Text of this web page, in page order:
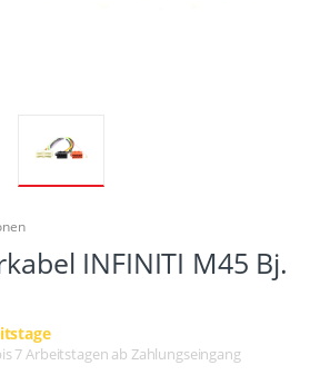
INFINITI M45 Bj.
7 Arbeitstagen ab Zahlungseingang